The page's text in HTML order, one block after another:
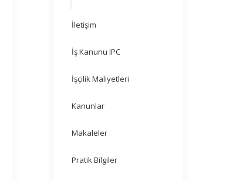
İletişim
İş Kanunu IPC
İşçilik Maliyetleri
Kanunlar
Makaleler
Pratik Bilgiler